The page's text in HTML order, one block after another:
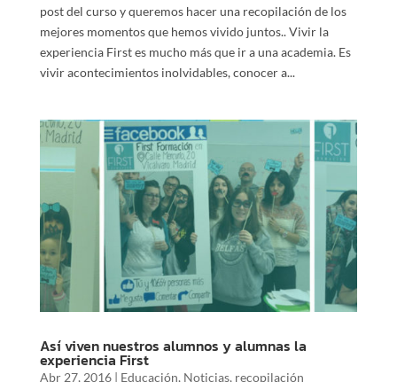
post del curso y queremos hacer una recopilación de los
mejores momentos que hemos vivido juntos.. Vivir la
experiencia First es mucho más que ir a una academia. Es
vivir acontecimientos inolvidables, conocer a...
Así viven nuestros alumnos y alumnas la
experiencia First
Abr 27, 2016| Educación, Noticias, recopilación